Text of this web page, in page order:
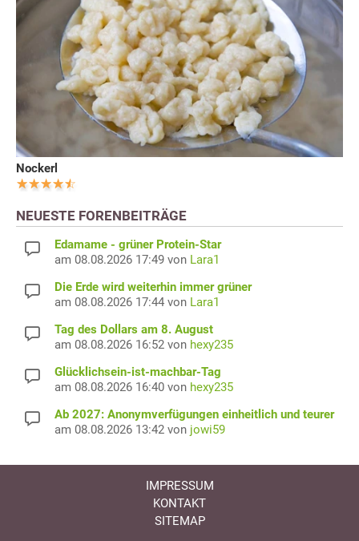
Nockerl
NEUESTE FORENBEITRÄGE
Edamame - grüner Protein-Star
am 08.08.2026 17:49 von Lara1
Die Erde wird weiterhin immer grüner
am 08.08.2026 17:44 von Lara1
Tag des Dollars am 8. August
am 08.08.2026 16:52 von hexy235
Glücklichsein-ist-machbar-Tag
am 08.08.2026 16:40 von hexy235
Ab 2027: Anonymverfügungen einheitlich und teurer
am 08.08.2026 13:42 von jowi59
IMPRESSUM
KONTAKT
SITEMAP